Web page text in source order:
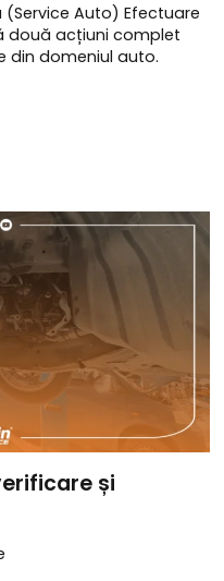
(Service Auto) Efectuare
două acțiuni complet
din domeniul auto.
și